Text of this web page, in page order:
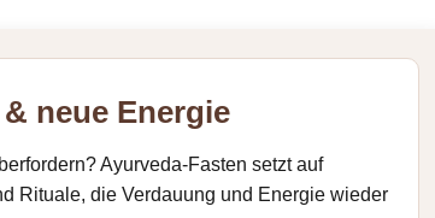
neue Energie
Ayurveda-Fasten setzt auf
Rituale, die Verdauung und Energie wieder